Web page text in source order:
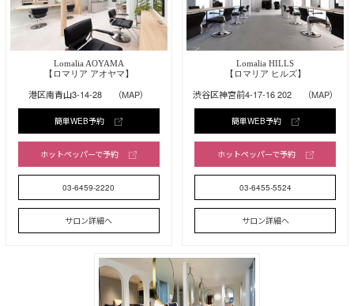
Lomalia AOYAMA
【ロマリア アオヤマ】
港区南青山3-14-28 （MAP）
簡単WEB予約
ホットペッパーで予約
03-6459-2220
サロン詳細へ
Lomalia HILLS
【ロマリア ヒルズ】
渋谷区神宮前4-17-16 202 （MAP）
簡単WEB予約
ホットペッパーで予約
03-6455-5524
サロン詳細へ